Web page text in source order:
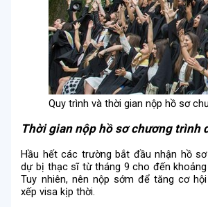
Quy trình và thời gian nộp hồ sơ
Thời gian nộp hồ sơ chương trình
Hầu hết các trường bắt đầu nhận hồ
dự bị thạc sĩ từ tháng 9 cho đến khoảng
Tuy nhiên, nên nộp sớm để tăng cơ
xếp visa kịp thời.